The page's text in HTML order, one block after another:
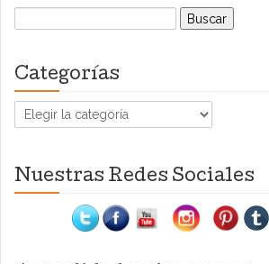
Buscar:
Categorías
Categorías
Nuestras Redes Sociales